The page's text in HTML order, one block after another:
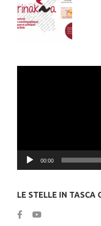
00:00
LE STELLE IN TASCA